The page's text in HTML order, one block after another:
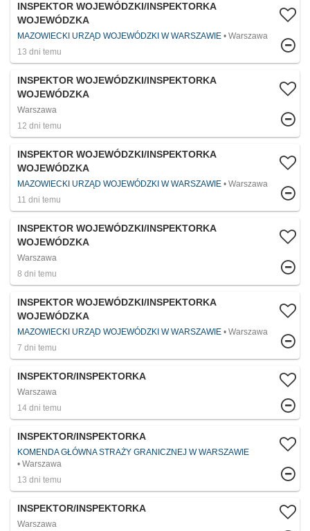
INSPEKTOR WOJEWÓDZKI/INSPEKTORKA
WOJEWÓDZKA
MAZOWIECKI URZĄD WOJEWÓDZKI W WARSZAWIE
Warszawa
13 dni temu
INSPEKTOR WOJEWÓDZKI/INSPEKTORKA
WOJEWÓDZKA
Warszawa
12 dni temu
INSPEKTOR WOJEWÓDZKI/INSPEKTORKA
WOJEWÓDZKA
MAZOWIECKI URZĄD WOJEWÓDZKI W WARSZAWIE
Warszawa
11 dni temu
INSPEKTOR WOJEWÓDZKI/INSPEKTORKA
WOJEWÓDZKA
Warszawa
8 dni temu
INSPEKTOR WOJEWÓDZKI/INSPEKTORKA
WOJEWÓDZKA
MAZOWIECKI URZĄD WOJEWÓDZKI W WARSZAWIE
Warszawa
7 dni temu
INSPEKTOR/INSPEKTORKA
Warszawa
14 dni temu
INSPEKTOR/INSPEKTORKA
KOMENDA GŁÓWNA STRAŻY GRANICZNEJ W WARSZAWIE
Warszawa
13 dni temu
INSPEKTOR/INSPEKTORKA
Warszawa